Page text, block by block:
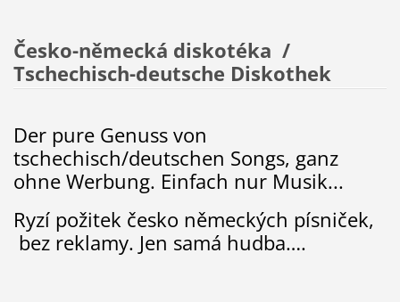
Česko-německá diskotéka /
Tschechisch-deutsche Diskothek
Der pure Genuss von
tschechisch/deutschen Songs, ganz
ohne Werbung. Einfach nur Musik...
Ryzí požitek česko německých písniček,
bez reklamy. Jen samá hudba….